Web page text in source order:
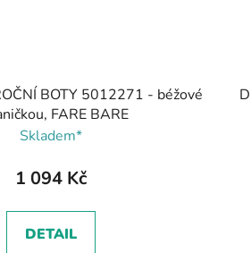
BOTY 5012271 - béžové
FARE BARE
Skladem*
1 094 Kč
DETAIL